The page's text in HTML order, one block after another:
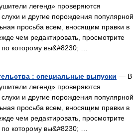
легенд» проверяются
и другие порождения популярной
просьба всем, вносящим правки в
чем редактировать, просмотрите
которому вы&#8230; …
: специальные выпуски — В
легенд» проверяются
и другие порождения популярной
просьба всем, вносящим правки в
чем редактировать, просмотрите
которому вы&#8230; …